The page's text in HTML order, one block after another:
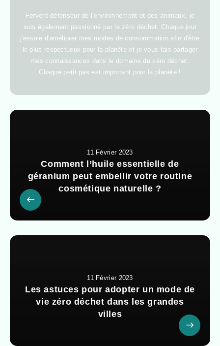
Fervent défenseur de l'environnement et des animaux, je
suis également passionné par le zéro déchet. Chaque jour
j'essaie d'améliorer mes modes de consommation afin d'être
le plus respectueux pour la planète et je vous fais partager
mes connaissances dans le domaine du zéro déchet.
Chaque petit pas est important pour la planète !
11 Février 2023
Comment l’huile essentielle de
géranium peut embellir votre routine
cosmétique naturelle ?
11 Février 2023
Les astuces pour adopter un mode de
vie zéro déchet dans les grandes
villes